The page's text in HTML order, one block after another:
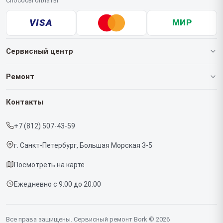
VISA МИР
Сервисный центр
О нашем сервисе
Срочный ремонт
Доставка и способы оплаты
Диагностика
Контакты
Ремонт
Роботов-пылесосов
Контакты
+7 (812) 507-43-59
г. Санкт-Петербург, Большая Морская 3-5
Посмотреть на карте
Ежедневно с 9:00 до 20:00
Все права защищены. Сервисный ремонт Bork © 2026